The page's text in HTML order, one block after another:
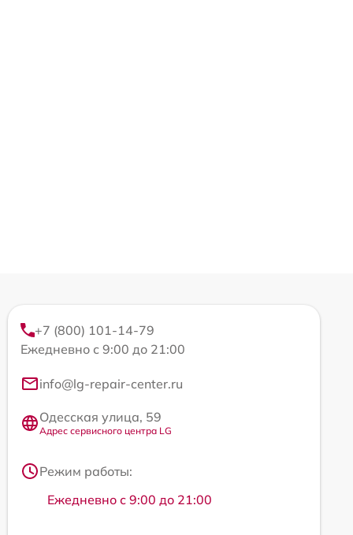
+7 (800) 101-14-79
Ежедневно с 9:00 до 21:00
info@lg-repair-center.ru
Одесская улица, 59
Адрес сервисного центра LG
Режим работы:
Ежедневно с 9:00 до 21:00